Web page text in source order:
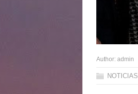
Author: admin
NOTICIAS